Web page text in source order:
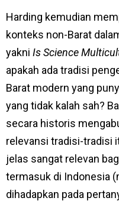
Harding kemudian
konteks non-Barat
yakni Is Science
apakah ada tradisi
Barat modern yang
yang tidak kalah sah?
secara historis
relevansi tradisi-tradisi
jelas sangat relevan
termasuk di Indonesia
dihadapkan pada